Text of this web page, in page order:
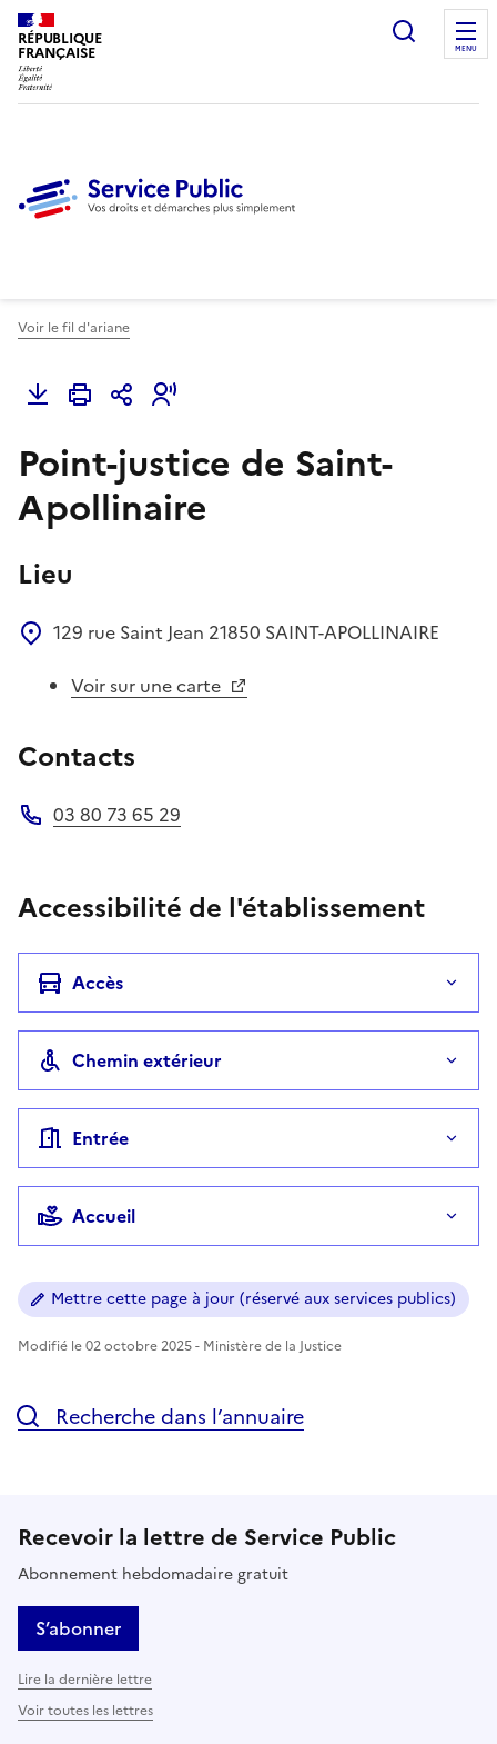
RÉPUBLIQUE
FRANÇAISE
Ouvrir
MENU
Voir le fil d'ariane
Point-justice de Saint-
Apollinaire
Lieu
129 rue Saint Jean 21850 SAINT-APOLLINAIRE
Voir sur une carte
Contacts
03 80 73 65 29
Accessibilité de l'établissement
Accès
Chemin extérieur
Entrée
Accueil
Mettre cette page à jour (réservé aux services publics)
Modifié le 02 octobre 2025 - Ministère de la Justice
Recherche dans l’annuaire
Recevoir la lettre de Service Public
Abonnement hebdomadaire gratuit
S’abonner
Lire la dernière lettre
Voir toutes les lettres